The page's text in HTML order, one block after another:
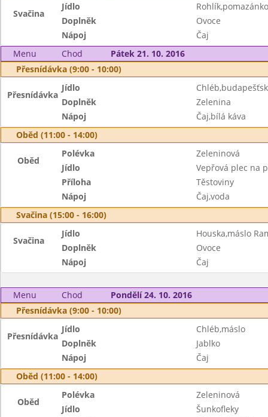
Svačina
Jídlo
Doplněk
Ovoce
Nápoj
Čaj
Menu
Chod
Pátek 21. 10. 2016
Přesnídávka (9:00 - 10:00)
Přesnídávka
Jídlo
Doplněk
Zelenina
Nápoj
Čaj,bílá káva
Oběd (11:00 - 14:00)
Oběd
Polévka
Zeleninová
Jídlo
Vepřová plec na
Příloha
Těstoviny
Nápoj
Čaj,voda
Svačina (15:00 - 16:00)
Svačina
Jídlo
Houska,máslo
Doplněk
Ovoce
Nápoj
Čaj
Menu Chod
Pondělí 24. 10. 2016
Přesnídávka (9:00 - 10:00)
Přesnídávka
Jídlo
Chléb,máslo
Doplněk
Jablko
Nápoj
Čaj
Oběd (11:00 - 14:00)
Oběd
Polévka
Zeleninová
Jídlo
Šunkofleky